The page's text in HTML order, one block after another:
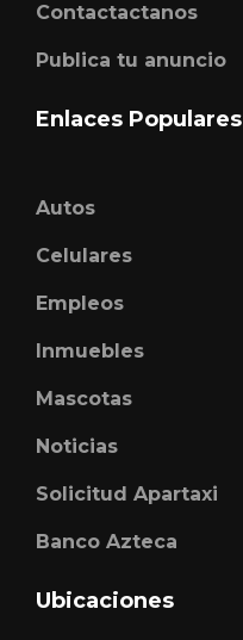
Contactactanos
Publica tu anuncio
Enlaces Populares
Autos
Celulares
Empleos
Inmuebles
Mascotas
Noticias
Solicitud Apartaxi
Banco Azteca
Ubicaciones